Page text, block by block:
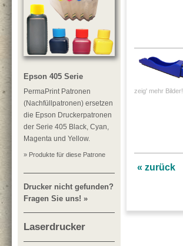
Epson 405 Serie
PermaPrint Patronen
(Nachfüllpatronen) ersetzen
die Epson Druckerpatronen
der Serie 405 Black, Cyan,
Magenta und Yellow.
» Produkte für diese Patrone
Drucker nicht gefunden?
Fragen Sie uns! »
Laserdrucker
zeig' mehr Bilder!
« zurück